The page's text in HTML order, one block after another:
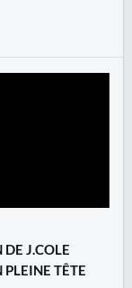
J.COLE
TÊTE